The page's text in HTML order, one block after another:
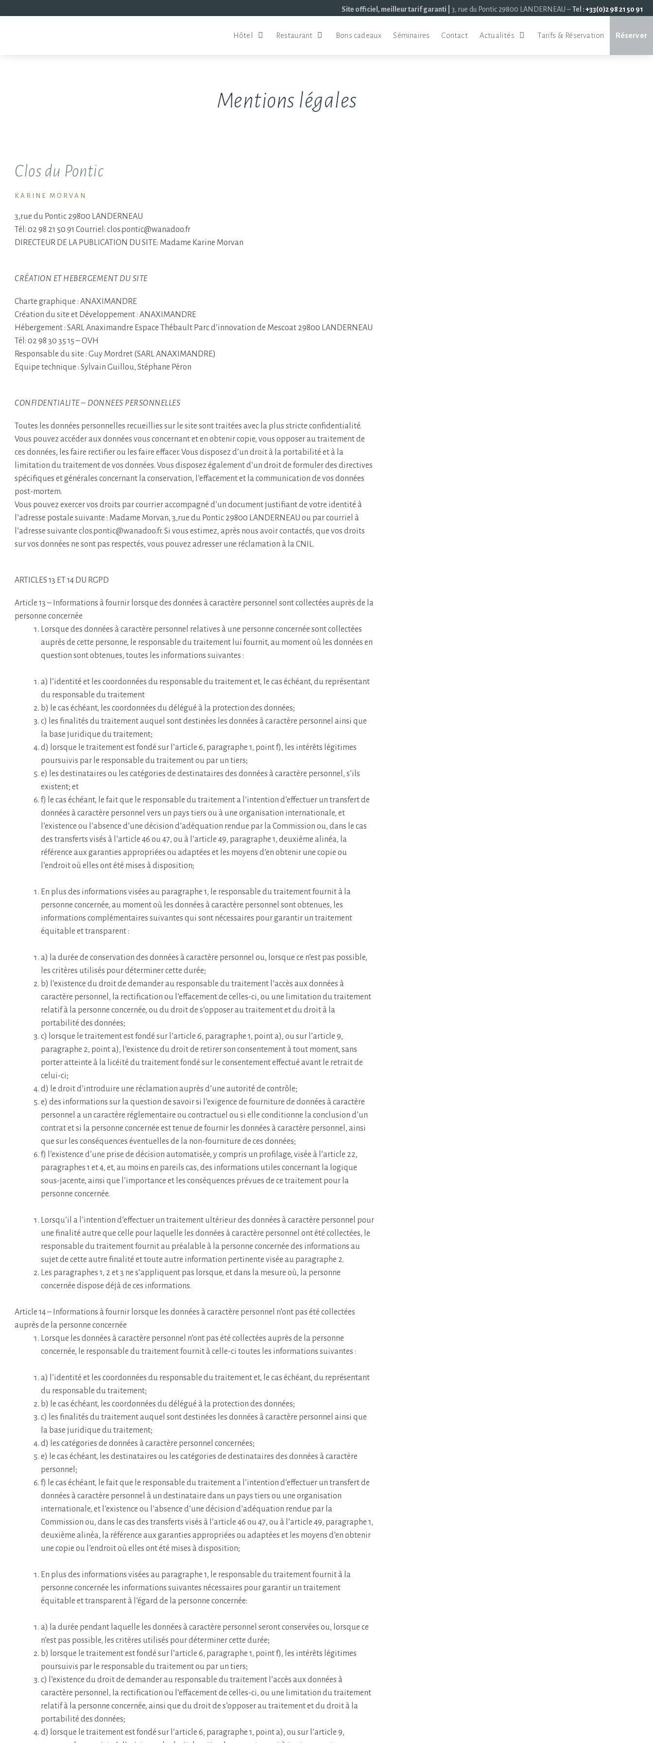
Site officiel, meilleur tarif garanti | 3, rue du Pontic 29800 LANDERNEAU –Tel :+33(0)2 98 21 50 91
Hôtel Restaurant Bons cadeaux Séminaires Contact Actualités Tarifs & Réservation Réserver
Mentions légales
Clos du Pontic
KARINE MORVAN
3,rue du Pontic 29800 LANDERNEAU
Tél: 02 98 21 50 91 Courriel: clos.pontic@wanadoo.fr
DIRECTEUR DE LA PUBLICATION DU SITE: Madame Karine Morvan
CRÉATION ET HEBERGEMENT DU SITE
Charte graphique : ANAXIMANDRE
Création du site et Développement : ANAXIMANDRE
Hébergement : SARL Anaximandre Espace Thébault Parc d’innovation de Mescoat 29800 LANDERNEAU
Tél: 02 98 30 35 15 – OVH
Responsable du site : Guy Mordret (SARL ANAXIMANDRE)
Equipe technique : Sylvain Guillou, Stéphane Péron
CONFIDENTIALITE – DONNEES PERSONNELLES
Toutes les données personnelles recueillies sur le site sont traitées avec la plus stricte confidentialité.
Vous pouvez accéder aux données vous concernant et en obtenir copie, vous opposer au traitement de
ces données, les faire rectifier ou les faire effacer. Vous disposez d’un droit à la portabilité et à la
limitation du traitement de vos données. Vous disposez également d’un droit de formuler des directives
spécifiques et générales concernant la conservation, l’effacement et la communication de vos données
post-mortem.
Vous pouvez exercer vos droits par courrier accompagné d’un document justifiant de votre identité à
l’adresse postale suivante : Madame Morvan, 3,rue du Pontic 29800 LANDERNEAU ou par courriel à
l’adresse suivante clos.pontic@wanadoo.fr. Si vous estimez, après nous avoir contactés, que vos droits
sur vos données ne sont pas respectés, vous pouvez adresser une réclamation à la CNIL.
ARTICLES 13 ET 14 DU RGPD
Article 13 – Informations à fournir lorsque des données à caractère personnel sont collectées auprès de la
personne concernée
Lorsque des données à caractère personnel relatives à une personne concernée sont collectées
auprès de cette personne, le responsable du traitement lui fournit, au moment où les données en
question sont obtenues, toutes les informations suivantes :
a) l’identité et les coordonnées du responsable du traitement et, le cas échéant, du représentant
du responsable du traitement
b) le cas échéant, les coordonnées du délégué à la protection des données;
c) les finalités du traitement auquel sont destinées les données à caractère personnel ainsi que
la base juridique du traitement;
d) lorsque le traitement est fondé sur l’article 6, paragraphe 1, point f), les intérêts légitimes
poursuivis par le responsable du traitement ou par un tiers;
e) les destinataires ou les catégories de destinataires des données à caractère personnel, s’ils
existent; et
f) le cas échéant, le fait que le responsable du traitement a l’intention d’effectuer un transfert de
données à caractère personnel vers un pays tiers ou à une organisation internationale, et
l’existence ou l’absence d’une décision d’adéquation rendue par la Commission ou, dans le cas
des transferts visés à l’article 46 ou 47, ou à l’article 49, paragraphe 1, deuxième alinéa, la
référence aux garanties appropriées ou adaptées et les moyens d’en obtenir une copie ou
l’endroit où elles ont été mises à disposition;
En plus des informations visées au paragraphe 1, le responsable du traitement fournit à la
personne concernée, au moment où les données à caractère personnel sont obtenues, les
informations complémentaires suivantes qui sont nécessaires pour garantir un traitement
équitable et transparent :
a) la durée de conservation des données à caractère personnel ou, lorsque ce n’est pas possible,
les critères utilisés pour déterminer cette durée;
b) l’existence du droit de demander au responsable du traitement l’accès aux données à
caractère personnel, la rectification ou l’effacement de celles-ci, ou une limitation du traitement
relatif à la personne concernée, ou du droit de s’opposer au traitement et du droit à la
portabilité des données;
c) lorsque le traitement est fondé sur l’article 6, paragraphe 1, point a), ou sur l’article 9,
paragraphe 2, point a), l’existence du droit de retirer son consentement à tout moment, sans
porter atteinte à la licéité du traitement fondé sur le consentement effectué avant le retrait de
celui-ci;
d) le droit d’introduire une réclamation auprès d’une autorité de contrôle;
e) des informations sur la question de savoir si l’exigence de fourniture de données à caractère
personnel a un caractère réglementaire ou contractuel ou si elle conditionne la conclusion d’un
contrat et si la personne concernée est tenue de fournir les données à caractère personnel, ainsi
que sur les conséquences éventuelles de la non-fourniture de ces données;
f) l’existence d’une prise de décision automatisée, y compris un profilage, visée à l’article 22,
paragraphes 1 et 4, et, au moins en pareils cas, des informations utiles concernant la logique
sous-jacente, ainsi que l’importance et les conséquences prévues de ce traitement pour la
personne concernée.
Lorsqu’il a l’intention d’effectuer un traitement ultérieur des données à caractère personnel pour
une finalité autre que celle pour laquelle les données à caractère personnel ont été collectées, le
responsable du traitement fournit au préalable à la personne concernée des informations au
sujet de cette autre finalité et toute autre information pertinente visée au paragraphe 2.
Les paragraphes 1, 2 et 3 ne s’appliquent pas lorsque, et dans la mesure où, la personne
concernée dispose déjà de ces informations.
Article 14 – Informations à fournir lorsque les données à caractère personnel n’ont pas été collectées
auprès de la personne concernée
Lorsque les données à caractère personnel n’ont pas été collectées auprès de la personne
concernée, le responsable du traitement fournit à celle-ci toutes les informations suivantes :
a) l’identité et les coordonnées du responsable du traitement et, le cas échéant, du représentant
du responsable du traitement;
b) le cas échéant, les coordonnées du délégué à la protection des données;
c) les finalités du traitement auquel sont destinées les données à caractère personnel ainsi que
la base juridique du traitement;
d) les catégories de données à caractère personnel concernées;
e) le cas échéant, les destinataires ou les catégories de destinataires des données à caractère
personnel;
f) le cas échéant, le fait que le responsable du traitement a l’intention d’effectuer un transfert de
données à caractère personnel à un destinataire dans un pays tiers ou une organisation
internationale, et l’existence ou l’absence d’une décision d’adéquation rendue par la
Commission ou, dans le cas des transferts visés à l’article 46 ou 47, ou à l’article 49, paragraphe 1,
deuxième alinéa, la référence aux garanties appropriées ou adaptées et les moyens d’en obtenir
une copie ou l’endroit où elles ont été mises à disposition;
En plus des informations visées au paragraphe 1, le responsable du traitement fournit à la
personne concernée les informations suivantes nécessaires pour garantir un traitement
équitable et transparent à l’égard de la personne concernée:
a) la durée pendant laquelle les données à caractère personnel seront conservées ou, lorsque ce
n’est pas possible, les critères utilisés pour déterminer cette durée;
b) lorsque le traitement est fondé sur l’article 6, paragraphe 1, point f), les intérêts légitimes
poursuivis par le responsable du traitement ou par un tiers;
c) l’existence du droit de demander au responsable du traitement l’accès aux données à
caractère personnel, la rectification ou l’effacement de celles-ci, ou une limitation du traitement
relatif à la personne concernée, ainsi que du droit de s’opposer au traitement et du droit à la
portabilité des données;
d) lorsque le traitement est fondé sur l’article 6, paragraphe 1, point a), ou sur l’article 9,